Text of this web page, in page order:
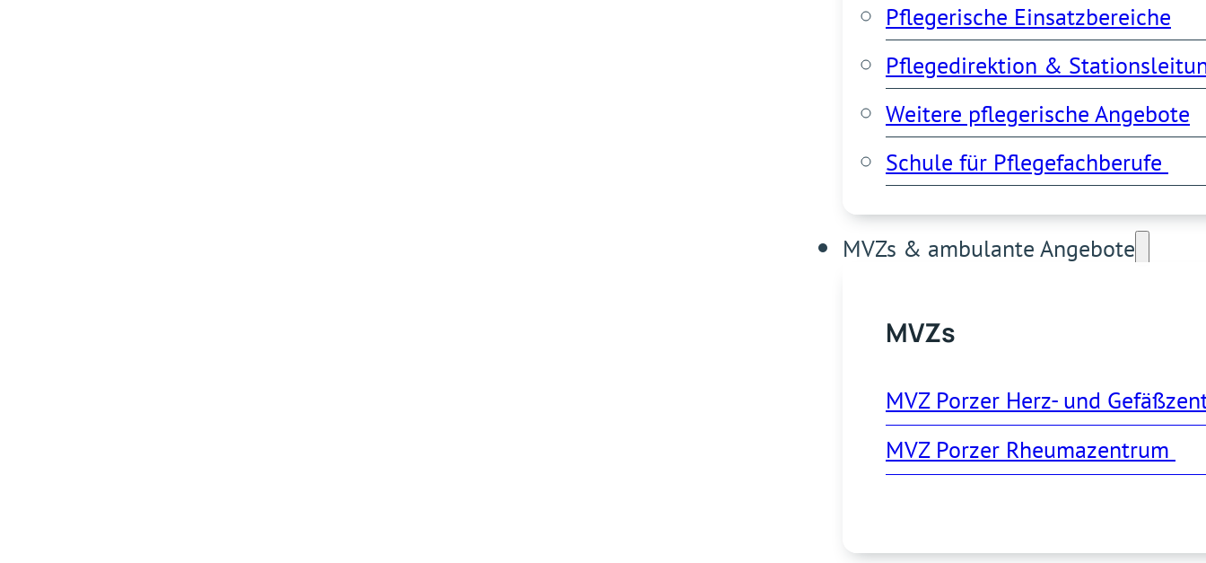
Pflegerische Einsatzbereiche
Pflegedirektion &
Weitere pflegerische Angebote
Schule für Pflegefachberufe
MVZs & ambulante Angebote
MVZs
MVZ Porzer Herz- und
MVZ Porzer Rheumazentrum